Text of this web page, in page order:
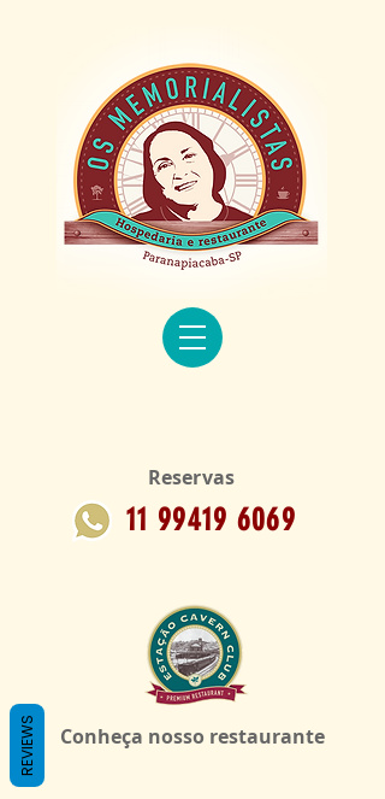
11 99419 6069
Reservas
Conheça nosso restaurante
REVIEWS